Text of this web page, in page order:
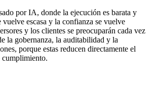
por IA, donde la ejecución es barata y
vuelve escasa y la confianza se vuelve
y los clientes se preocuparán cada vez
la gobernanza, la auditabilidad y la
porque estas reducen directamente el
cumplimiento.